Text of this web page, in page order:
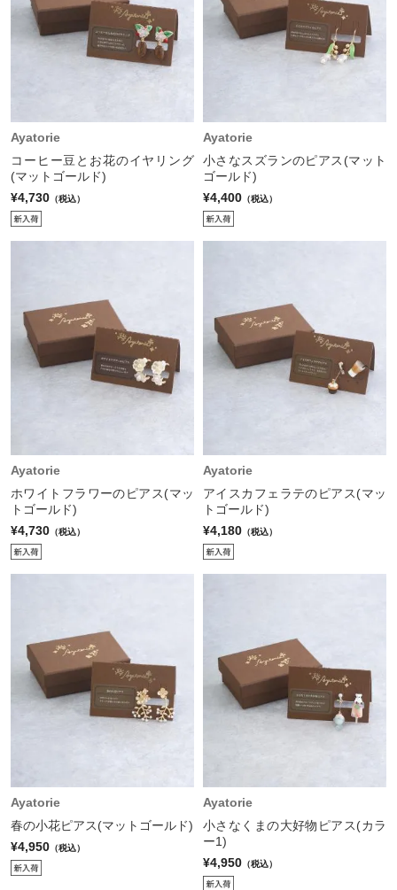
Ayatorie
コーヒー豆とお花のイヤリング
(マットゴールド)
¥4,730 （税込）
Ayatorie
小さなスズランのピアス(マット
ゴールド)
¥4,400 （税込）
Ayatorie
ホワイトフラワーのピアス(マッ
トゴールド)
¥4,730 （税込）
Ayatorie
アイスカフェラテのピアス(マッ
トゴールド)
¥4,180 （税込）
Ayatorie
春の小花ピアス(マットゴールド)
¥4,950 （税込）
Ayatorie
小さなくまの大好物ピアス(カラ
ー1)
¥4,950 （税込）